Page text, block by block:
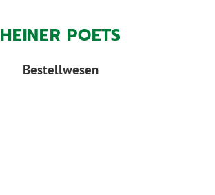
HEINER POETS
Bestellwesen